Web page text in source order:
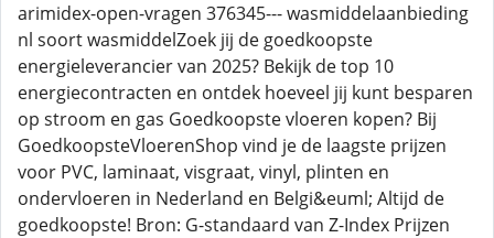
arimidex-open-vragen 376345--- wasmiddelaanbieding
nl soort wasmiddelZoek jij de goedkoopste
energieleverancier van 2025? Bekijk de top 10
energiecontracten en ontdek hoeveel jij kunt besparen
op stroom en gas Goedkoopste vloeren kopen? Bij
GoedkoopsteVloerenShop vind je de laagste prijzen
voor PVC, laminaat, visgraat, vinyl, plinten en
ondervloeren in Nederland en Belgi&euml; Altijd de
goedkoopste! Bron: G-standaard van Z-Index Prijzen